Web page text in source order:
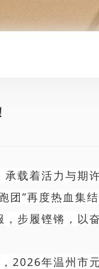
载着活力与期
团”再度热血集
步履铿锵，以
2026年温州市